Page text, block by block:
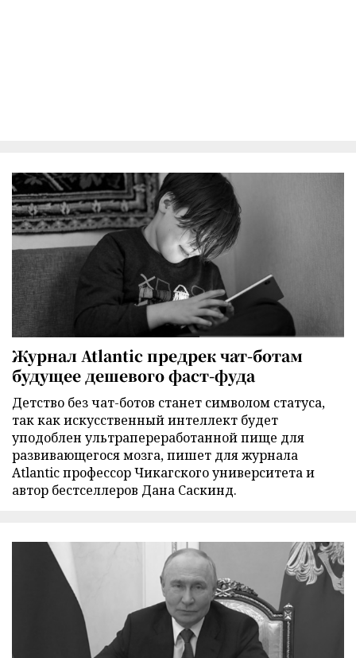
Журнал Atlantic предрек чат-ботам
будущее дешевого фаст-фуда
Детство без чат-ботов станет символом статуса,
так как искусственный интеллект будет
уподоблен ультрапереработанной пище для
развивающегося мозга, пишет для журнала
Atlantic профессор Чикагского университета и
автор бестселлеров Дана Саскинд.